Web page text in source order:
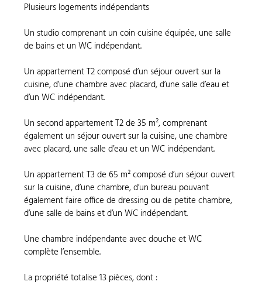
Plusieurs logements indépendants
Un studio comprenant un coin cuisine équipée, une salle
de bains et un WC indépendant.
Un appartement T2 composé d’un séjour ouvert sur la
cuisine, d’une chambre avec placard, d’une salle d’eau et
d’un WC indépendant.
Un second appartement T2 de 35 m², comprenant
également un séjour ouvert sur la cuisine, une chambre
avec placard, une salle d’eau et un WC indépendant.
Un appartement T3 de 65 m² composé d’un séjour ouvert
sur la cuisine, d’une chambre, d’un bureau pouvant
également faire office de dressing ou de petite chambre,
d’une salle de bains et d’un WC indépendant.
Une chambre indépendante avec douche et WC
complète l’ensemble.
La propriété totalise 13 pièces, dont :